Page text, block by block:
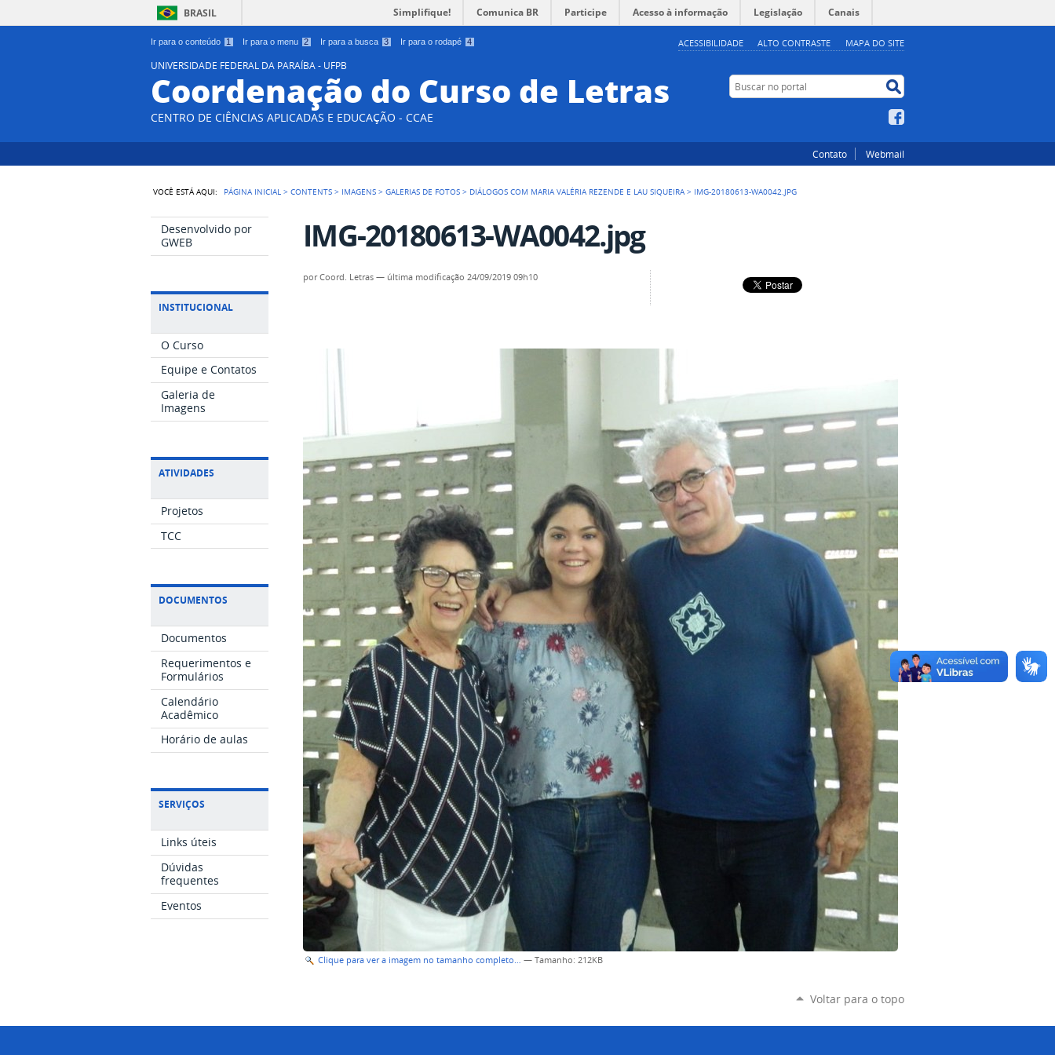
Ir para o conteúdo 1 Ir para o menu 2 Ir para a busca 3 Ir para o rodapé 4 ACESSIBILIDADE ALTO CONTRASTE MAPA DO SITE
BRASIL Simplifique! Comunica BR Participe Acesso à informação Legislação Canais
UNIVERSIDADE FEDERAL DA PARAÍBA - UFPB
Coordenação do Curso de Letras
CENTRO DE CIÊNCIAS APLICADAS E EDUCAÇÃO - CCAE
Buscar no portal
Contato Webmail
VOCÊ ESTÁ AQUI: PÁGINA INICIAL >CONTENTS > IMAGENS >GALERIAS DE FOTOS > DIÁLOGOS COM MARIA VALÉRIA REZENDE E LAU SIQUEIRA > IMG-20180613-WA0042.JPG
Desenvolvido por
GWEB
INSTITUCIONAL
O Curso
Equipe e Contatos
Galeria de
Imagens
ATIVIDADES
Projetos
TCC
DOCUMENTOS
Documentos
Requerimentos e
Formulários
Calendário
Acadêmico
Horário de aulas
SERVIÇOS
Links úteis
Dúvidas
frequentes
Eventos
IMG-20180613-WA0042.jpg
porCoord. Letras — última modificação 24/09/2019 09h10
Clique para ver a imagem no tamanho completo… —Tamanho: 212KB
Voltar para o topo